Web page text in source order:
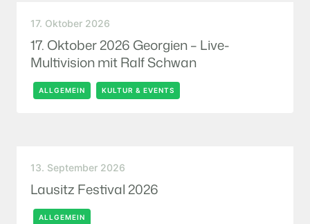
17. Oktober 2026
17. Oktober 2026 Georgien – Live-
Multivision mit Ralf Schwan
ALLGEMEIN KULTUR & EVENTS
13. September 2026
Lausitz Festival 2026
ALLGEMEIN